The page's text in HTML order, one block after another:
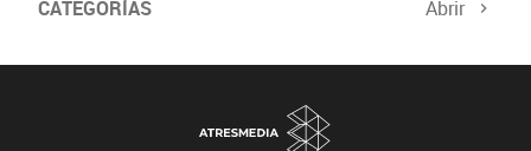
CATEGORÍAS Abrir